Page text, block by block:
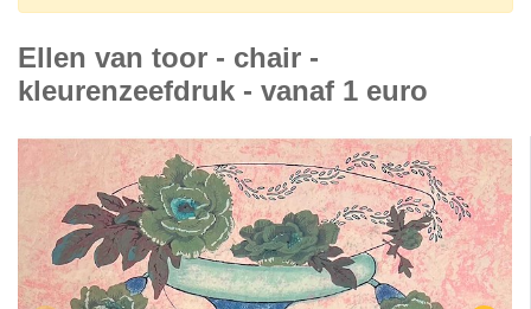
Ellen van toor - chair -
kleurenzeefdruk - vanaf 1 euro